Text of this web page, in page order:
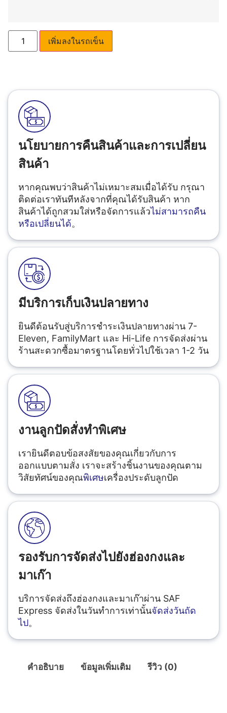
เพิ่มลงในรถเข็น
นโยบายการคืนสินค้าและการเปลี่ยน
สินค้า
หากคุณพบว่าสินค้าไม่เหมาะสมเมื่อได้รับ กรุณา
ติดต่อเราทันทีหลังจากที่คุณได้รับสินค้า หาก
สินค้าได้ถูกสวมใส่หรือจัดการแล้วไม่สามารถคืน
หรือเปลี่ยนได้。
มีบริการเก็บเงินปลายทาง
ยินดีต้อนรับสู่บริการชำระเงินปลายทางผ่าน 7-
Eleven, FamilyMart และ Hi-Life การจัดส่งผ่าน
ร้านสะดวกซื้อมาตรฐานโดยทั่วไปใช้เวลา 1-2 วัน
งานลูกปัดสั่งทำพิเศษ
เรายินดีตอบข้อสงสัยของคุณเกี่ยวกับการ
ออกแบบตามสั่ง เราจะสร้างชิ้นงานของคุณตาม
วิสัยทัศน์ของคุณพิเศษเครื่องประดับลูกปัด
รองรับการจัดส่งไปยังฮ่องกงและ
มาเก๊า
บริการจัดส่งถึงฮ่องกงและมาเก๊าผ่าน SAF
Express จัดส่งในวันทำการเท่านั้นจัดส่งวันถัด
ไป。
คำอธิบาย ข้อมูลเพิ่มเติม รีวิว (0)